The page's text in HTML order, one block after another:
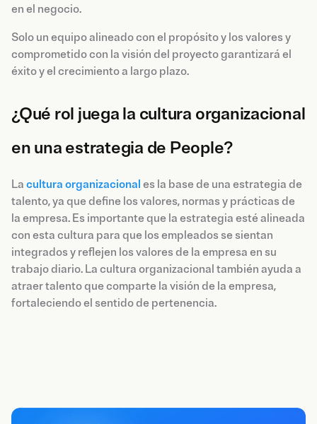
en el negocio.
Solo un equipo alineado con el propósito y los valores y
comprometido con la visión del proyecto garantizará el
éxito y el crecimiento a largo plazo.
¿Qué rol juega la cultura organizacional
en una estrategia de People?
La cultura organizacional es la base de una estrategia de
talento, ya que define los valores, normas y prácticas de
la empresa. Es importante que la estrategia esté alineada
con esta cultura para que los empleados se sientan
integrados y reflejen los valores de la empresa en su
trabajo diario. La cultura organizacional también ayuda a
atraer talento que comparte la visión de la empresa,
fortaleciendo el sentido de pertenencia.